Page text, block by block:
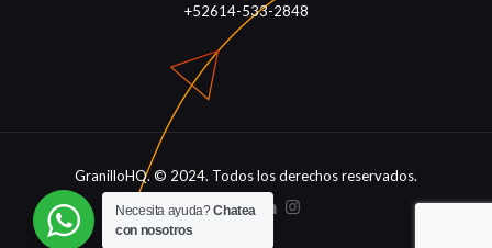
+52614-533-2848
GranilloHQ. © 2024. Todos los derechos reservados.
Necesita ayuda?Chatea
con nosotros